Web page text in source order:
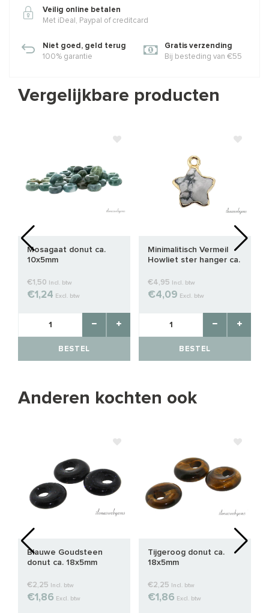
Veilig online betalen
Met iDeal, Paypal of creditcard
Niet goed, geld terug
100% garantie
Gratis verzending
Bij besteding van €55
Vergelijkbare producten
Mosagaat donut ca.
10x5mm
€1,50 Incl. btw
€1,24 Excl. btw
BESTEL
Minimalitisch Vermeil
Howliet ster hanger ca.
€4,95 Incl. btw
€4,09 Excl. btw
BESTEL
Anderen kochten ook
Blauwe Goudsteen
donut ca. 18x5mm
€2,25 Incl. btw
€1,86 Excl. btw
Tijgeroog donut ca.
18x5mm
€2,25 Incl. btw
€1,86 Excl. btw